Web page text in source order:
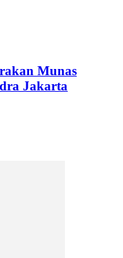
Munas
Jakarta